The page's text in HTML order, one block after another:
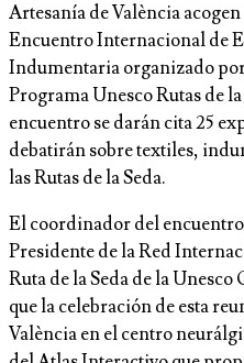
Artesanía de València acogen
Encuentro Internacional de
Indumentaria organizado
Programa Unesco Rutas de
encuentro se darán cita 25
debatirán sobre textiles,
las Rutas de la Seda.
El coordinador del
Presidente de la Red
Ruta de la Seda de la
que la celebración de esta
València en el centro